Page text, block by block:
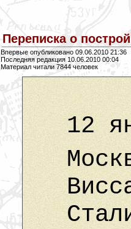
Переписка о
Впервые опубликовано 09.06.2010 21:36
Последняя редакция 10.06.2010 00:04
Материал читали 7844 человек
12